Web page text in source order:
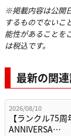
※掲載内容は公開
するものでないこ
能性があることを
は税込です。
最新の関
2026/08/10
【ランクル75
ANNIVERSA…